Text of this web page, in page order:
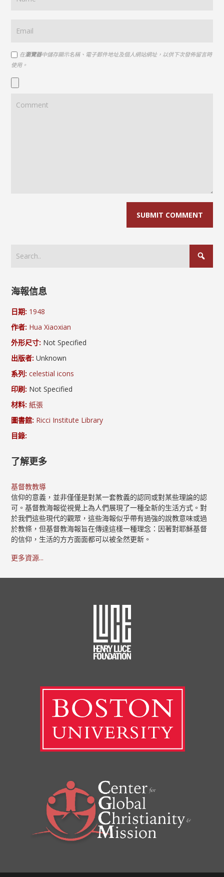
在瀏覽器中儲存顯示名稱、電子郵件地址及個人網站網址，以供下次發佈留言時
使用。
海報信息
日期: 1948
作者: Hua Xiaoxian
外形尺寸: Not Specified
出版者: Unknown
系列: celestial icons
印刷: Not Specified
材料: 紙張
圖書館: Ricci Institute Library
目錄:
了解更多
基督教教導
信仰的意義，並非僅僅是對某一套教義的認同或對某些理論的認
可。基督教海報從視覺上為人們展現了一種全新的生活方式。對
於我們這些現代的觀眾，這些海報似乎帶有過強的說教意味或過
於教條，但基督教海報旨在傳達這樣一種理念：因著對耶穌基督
的信仰，生活的方方面面都可以被全然更新。
更多資源...